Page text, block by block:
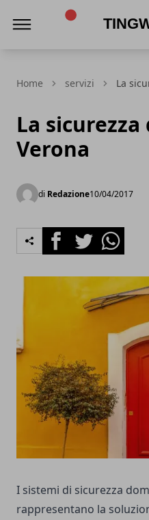
Home servizi La
La
Verona
di Redazione10/04/2017
FacebookTwitterWhatsapp
I sistemi di sicurezza
rappresentano la